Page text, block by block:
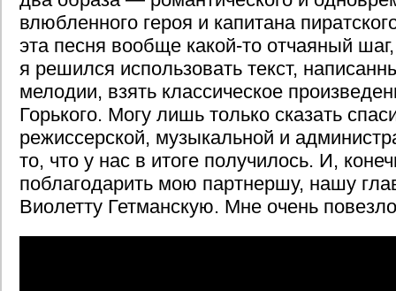
влюбленного героя и капитана
эта песня вообще какой-то отчаяный
я решился использовать текст,
мелодии, взять классическое
Горького. Могу лишь только сказать
режиссерской, музыкальной и
то, что у нас в итоге получилось. И,
поблагодарить мою партнершу, нашу
Виолетту Гетманскую. Мне очень